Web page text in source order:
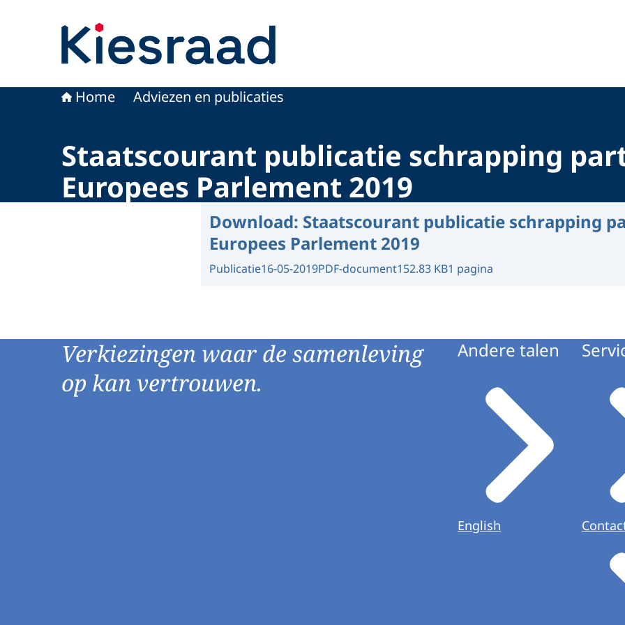
Home Adviezen en publicaties
Staatscourant publicatie schrapping
Europees Parlement 2019
Download: Staatscourant publicatie schrapping
Europees Parlement 2019
Publicatie16-05-2019PDF-document152.83 KB1 pagina
Verkiezingen waar de samenleving
op kan vertrouwen.
Andere talen
English